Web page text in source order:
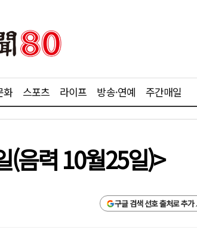
화 스포츠 라이프 방송·연예 주간매일
(음력 10월25일)>
구글 검색 선호 출처로 추가